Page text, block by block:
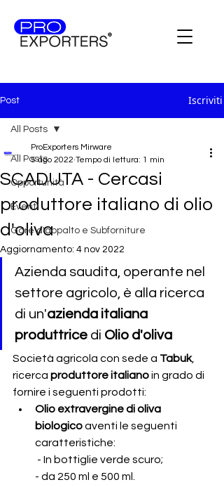
Post Iscriviti
All Posts
Opportunità
Eventi
Gare d'appalto e Subforniture
All Posts
SCADUTA - Cercasi
produttore italiano di olio
d'oliva
ProExporters Mirware
5 ago 2022 Tempo di lettura: 1 min
Aggiornamento: 4 nov 2022
Azienda saudita, operante nel
settore agricolo, è alla ricerca
di un'azienda italiana
produttrice di Olio d'oliva
Società agricola con sede a Tabuk,
ricerca produttore italiano in grado di
fornire i seguenti prodotti:
Olio extravergine di oliva
biologico aventi le seguenti
caratteristiche:
- In bottiglie verde scuro;
- da 250 ml e 500 ml.